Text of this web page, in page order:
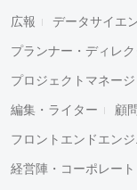
広報 データサイエ
プランナー・ディレ
プロジェクトマネー
編集・ライター 顧
フロントエンドエン
経営陣・コーポレート